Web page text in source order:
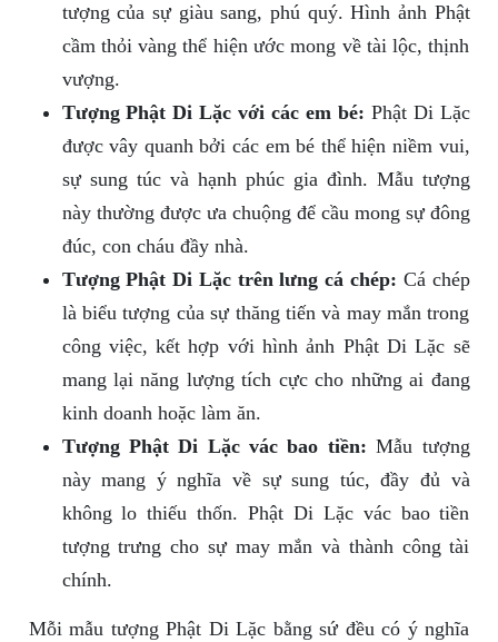
tượng của sự giàu sang, phú quý. Hình ảnh Phật
cầm thỏi vàng thể hiện ước mong về tài lộc, thịnh
vượng.
Tượng Phật Di Lặc với các em bé: Phật Di Lặc
được vây quanh bởi các em bé thể hiện niềm vui,
sự sung túc và hạnh phúc gia đình. Mẫu tượng
này thường được ưa chuộng để cầu mong sự đông
đúc, con cháu đầy nhà.
Tượng Phật Di Lặc trên lưng cá chép: Cá chép
là biểu tượng của sự thăng tiến và may mắn trong
công việc, kết hợp với hình ảnh Phật Di Lặc sẽ
mang lại năng lượng tích cực cho những ai đang
kinh doanh hoặc làm ăn.
Tượng Phật Di Lặc vác bao tiền: Mẫu tượng
này mang ý nghĩa về sự sung túc, đầy đủ và
không lo thiếu thốn. Phật Di Lặc vác bao tiền
tượng trưng cho sự may mắn và thành công tài
chính.
Mỗi mẫu tượng Phật Di Lặc bằng sứ đều có ý nghĩa